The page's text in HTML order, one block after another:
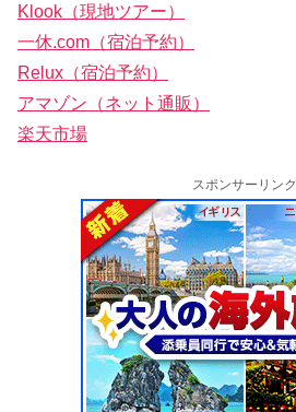
Klook（現地ツアー）
一休.com（宿泊予約）
Relux（宿泊予約）
アマゾン（ネット通販）
楽天市場
スポンサーリンク